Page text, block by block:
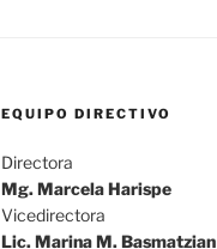
EQUIPO DIRECTIVO
Directora
Mg. Marcela Harispe
Vicedirectora
Lic. Marina M. Basmatzian